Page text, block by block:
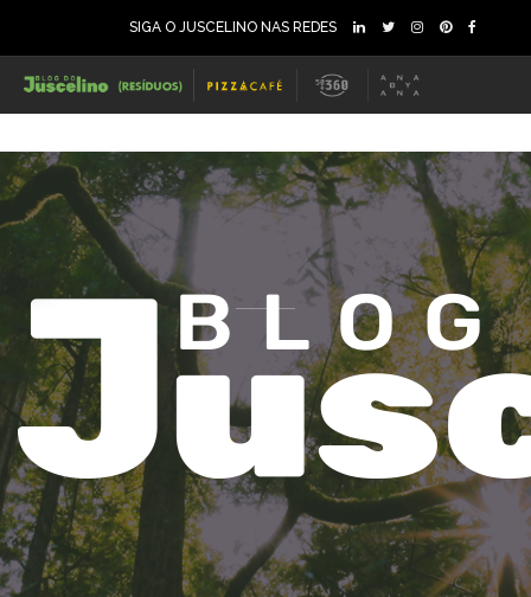
SIGA O JUSCELINO NAS REDES